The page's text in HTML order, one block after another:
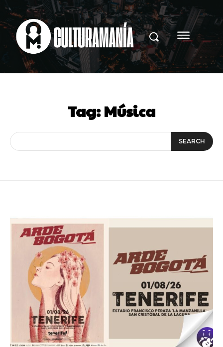
Tag:Música
SEARCH